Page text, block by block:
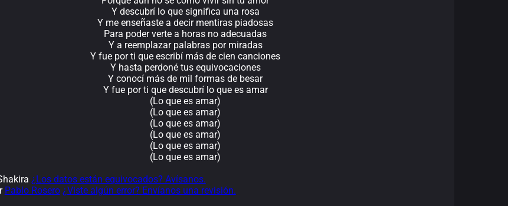
Y descubrí lo que significa una rosa
Y me enseñaste a decir mentiras piadosas
Para poder verte a horas no adecuadas
Y a reemplazar palabras por miradas
Y fue por ti que escribí más de cien canciones
Y hasta perdoné tus equivocaciones
Y conocí más de mil formas de besar
Y fue por ti que descubrí lo que es amar
(Lo que es amar)
(Lo que es amar)
(Lo que es amar)
(Lo que es amar)
(Lo que es amar)
(Lo que es amar)
¿Los datos están equivocados? Avísanos.
Pablo Rosero ¿Viste algún error? Envíanos una revisión.